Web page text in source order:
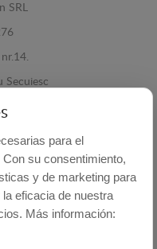
SRL
Secuiesc
para el
su consentimiento,
y de marketing para
eficacia de nuestra
Más información: